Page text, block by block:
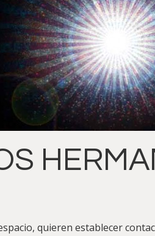
quieren establecer